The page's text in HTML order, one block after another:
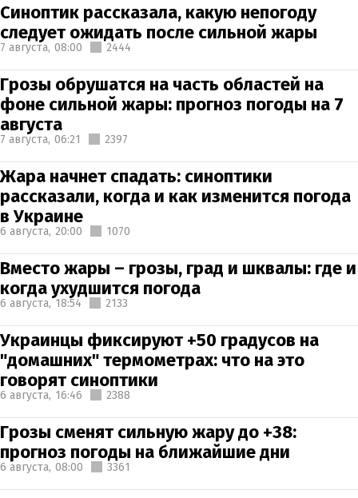
Синоптик рассказала, какую непогоду
следует ожидать после сильной жары
7 августа, 08:00 2444
Грозы обрушатся на часть областей на
фоне сильной жары: прогноз погоды на 7
августа
7 августа, 06:21 2397
Жара начнет спадать: синоптики
рассказали, когда и как изменится погода
в Украине
6 августа, 20:00 1070
Вместо жары – грозы, град и шквалы: где и
когда ухудшится погода
6 августа, 18:54 2133
Украинцы фиксируют +50 градусов на
"домашних" термометрах: что на это
говорят синоптики
6 августа, 16:46 2388
Грозы сменят сильную жару до +38:
прогноз погоды на ближайшие дни
6 августа, 08:00 3361